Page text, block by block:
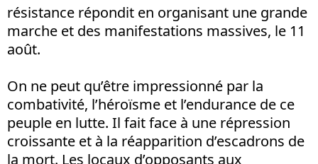
résistance répondit en organisant une grande
marche et des manifestations massives, le 11
août.
On ne peut qu’être impressionné par la
combativité, l’héroïsme et l’endurance de ce
peuple en lutte. Il fait face à une répression
croissante et à la réapparition d’escadrons de
la mort. Les locaux d’opposants aux